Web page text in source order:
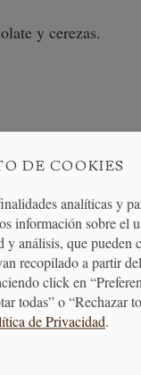
y cerezas.
DE COOKIES
analíticas y
información sobre el
y análisis, que
recopilado a partir
click en
todas” o “Rechazar
de Privacidad.